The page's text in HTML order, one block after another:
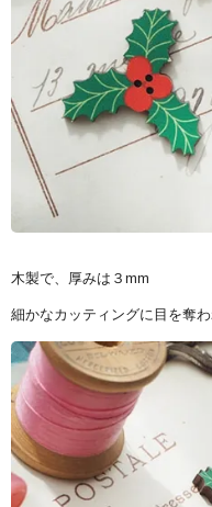
木製で、厚みは３mm
細かなカッティングに目を奪わ